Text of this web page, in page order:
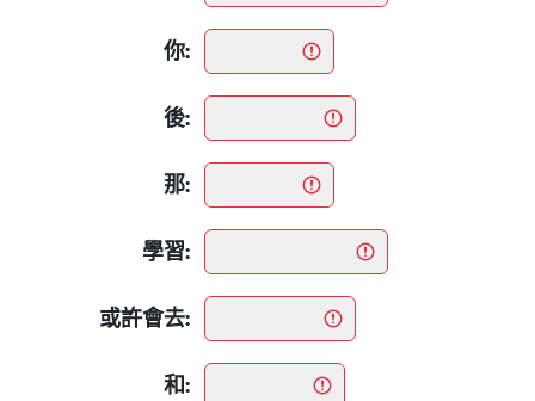
你:
後:
那:
學習:
或許會去:
和: